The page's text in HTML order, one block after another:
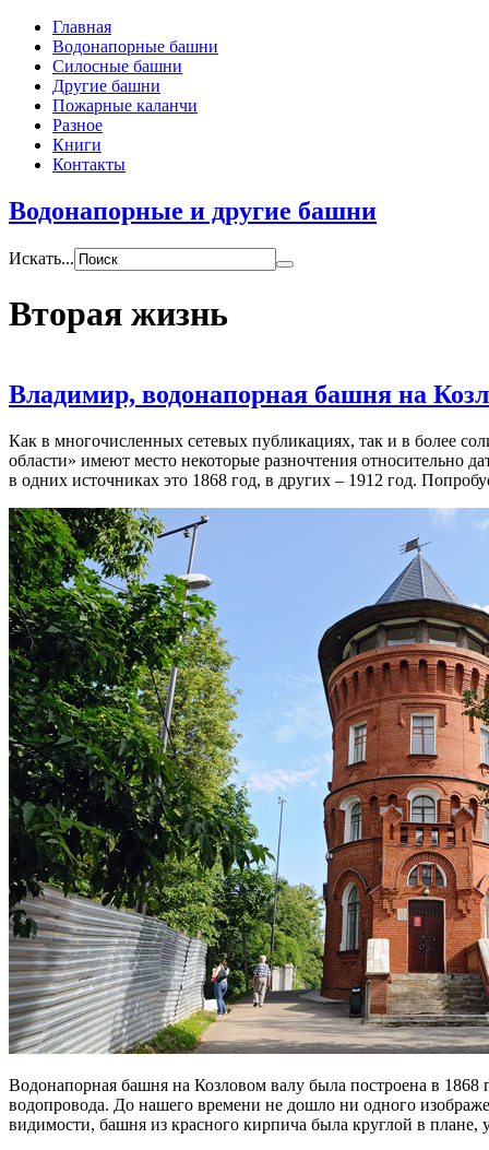
Главная
Водонапорные башни
Силосные башни
Другие башни
Пожарные каланчи
Разное
Книги
Контакты
Водонапорные и другие башни
Искать...
Вторая жизнь
Владимир, водонапорная башня на
Как в многочисленных сетевых публикациях, так и в более
области» имеют место некоторые разночтения относительно
в одних источниках это 1868 год, в других – 1912 год.
Водонапорная башня на Козловом валу была построена в 1868
водопровода. До нашего времени не дошло ни одного
видимости, башня из красного кирпича была круглой в